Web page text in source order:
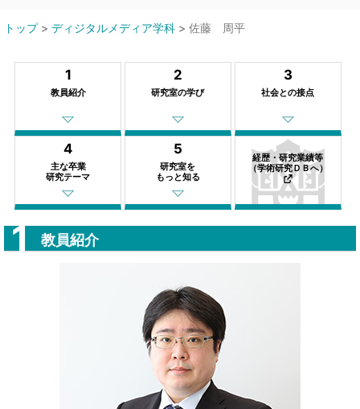
トップ> ディジタルメディア学科 > 佐藤 周平
1
教員紹介
2
研究室の学び
3
社会との接点
4
主な卒業
研究テーマ
5
研究室を
もっと知る
経歴・研究業績等
（学術研究ＤＢへ）
教員紹介